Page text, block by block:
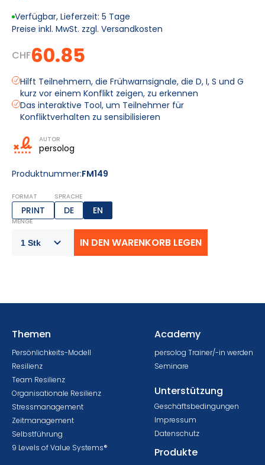
Verfügbar, Lieferzeit: 5 Tage
Preise inkl. MwSt. zzgl. Versandkosten
CHF60.85
Hilft Teilnehmern, die Frühwarnsignale, die D, I, S und G
kurz vor einem Konflikt zeigen, zu erkennen
Das interaktive Tool, um Teilnehmer für
Konfliktverhalten zu sensibilisieren
AUTOR
persolog
Produktnummer:FM149
FORMAT
PRINT
SPRACHE
DE EN
MENGE
Themen
Persönlichkeits-Modell
Resilienz
Team Resilienz
Organisationale Resilienz
Stressmanagement
Zeitmanagement
Selbstführung
9 Levels of Value Systems®
Academy
persolog Trainer/-in werden
Seminare
Unterstützung
Geschäftsbedingungen
Impressum
Datenschutz
Produkte